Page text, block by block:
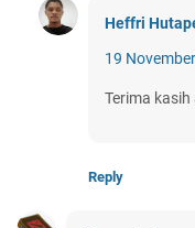
Heffri
19
Terima
Reply